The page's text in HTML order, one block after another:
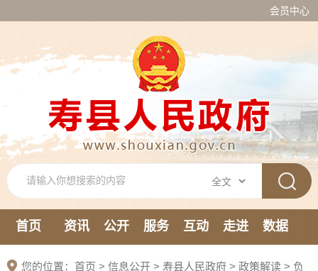
会员中心
首页 资讯 公开 服务 互动 走进
数据
您的位置： 首页 > 信息公开 > 寿县人民政府 > 政策解读 > 负